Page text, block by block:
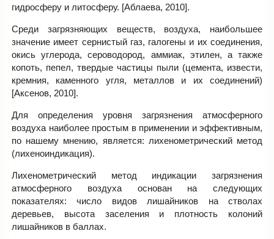
гидросферу и литосферу. [Аблаева, 2010].
Среди загрязняющих веществ, воздуха, наибольшее
значение имеет сернистый газ, галогены и их соединения,
окись углерода, сероводород, аммиак, этилен, а также
копоть, пепел, твердые частицы пыли (цемента, извести,
кремния, каменного угля, металлов и их соединений)
[Аксенов, 2010].
Для определения уровня загрязнения атмосферного
воздуха наиболее простым в применении и эффективным,
по нашему мнению, является: лихенометрический метод
(лихеноиндикация).
Лихенометрический метод индикации загрязнения
атмосферного воздуха основан на следующих
показателях: число видов лишайников на стволах
деревьев, высота заселения и плотность колоний
лишайников в баллах.